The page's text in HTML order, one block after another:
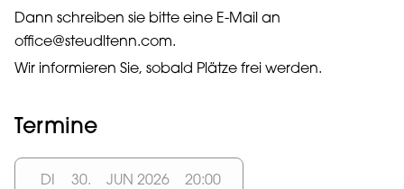
Dann schreiben sie bitte eine E-Mail an
office@steudltenn.com.
Wir informieren Sie, sobald Plätze frei werden.
Termine
DI 30. JUN 2026 20:00